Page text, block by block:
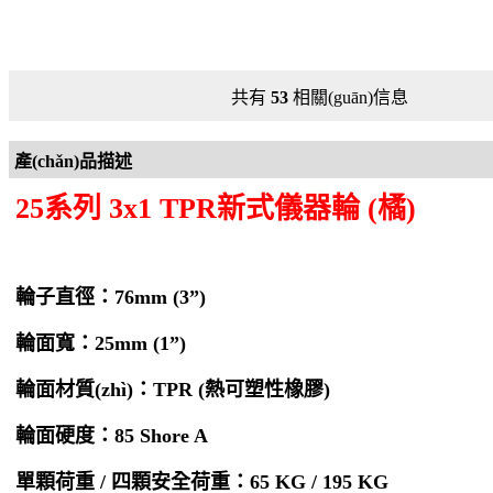
共有 53 相關(guān)信息
產(chǎn)品描述
25系列 3x1 TPR新式儀器輪 (橘)
輪子直徑：76mm (3”)
輪面寬：25mm (1”)
輪面材質(zhì)：TPR (熱可塑性橡膠)
輪面硬度：85 Shore A
單顆荷重 / 四顆安全荷重：65 KG / 195 KG